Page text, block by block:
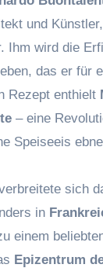
und
Ihm wird die
das er für
Rezept enthielt
– eine
Speiseeis
sich
in
einem
Epizentrum